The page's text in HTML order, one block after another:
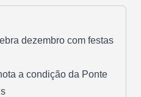
dezembro com festas
a condição da Ponte